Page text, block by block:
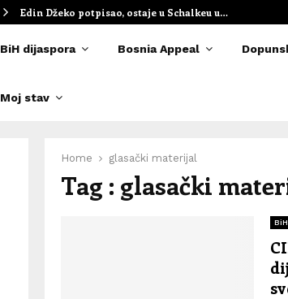
Edin Džeko potpisao, ostaje u Schalkeu u…
BiH dijaspora Bosnia Appeal
Moj stav
Home glasački materijal
Tag : glasački